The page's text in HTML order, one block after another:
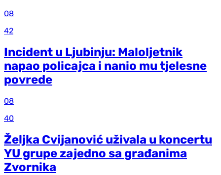
08
42
Incident u Ljubinju: Maloljetnik
napao policajca i nanio mu tjelesne
povrede
08
40
Željka Cvijanović uživala u koncertu
YU grupe zajedno sa građanima
Zvornika